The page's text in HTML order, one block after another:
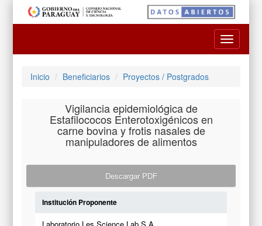
Toggle
Inicio Beneficiarios Proyectos / Postgrados
Vigilancia epidemiológica de
Estafilococos Enterotoxigénicos en
carne bovina y frotis nasales de
manipuladores de alimentos
Descargar PDF
Institución Proponente